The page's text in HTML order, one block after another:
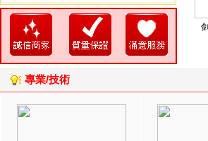
專業/技術